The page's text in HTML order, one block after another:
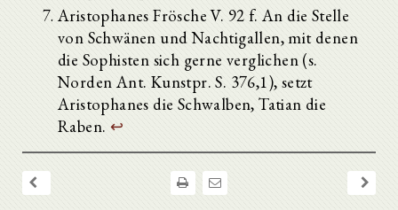
Aristophanes Frösche V. 92 f. An die Stelle
von Schwänen und Nachtigallen, mit denen
die Sophisten sich gerne verglichen (s.
Norden Ant. Kunstpr. S. 376,1), setzt
Aristophanes die Schwalben, Tatian die
Raben. ↩